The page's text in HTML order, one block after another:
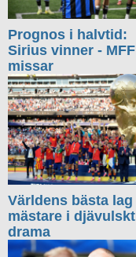
Prognos i halvtid:
Sirius vinner - MFF
missar
Världens bästa lag
mästare i djävulskt
drama